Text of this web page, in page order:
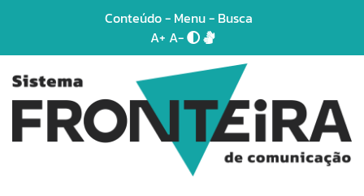
Conteúdo- Menu- Busca
A+ A-